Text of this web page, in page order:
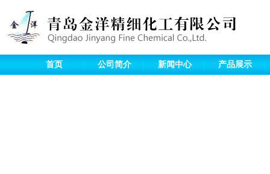
首页 公司简介 新闻中心 产品展示